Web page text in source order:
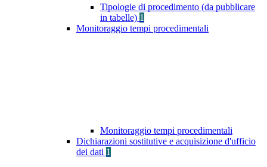
Tipologie di procedimento (da pubblicare
in tabelle) 1
Monitoraggio tempi procedimentali
Monitoraggio tempi procedimentali
Dichiarazioni sostitutive e acquisizione d'ufficio
dei dati 1